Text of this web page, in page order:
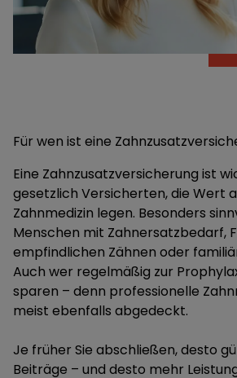
Für wen ist eine
Eine Zahnzusatzversicherung ist
gesetzlich Versicherten, die Wert
Zahnmedizin legen. Besonders
Menschen mit Zahnersatzbedarf,
empfindlichen Zähnen oder
Auch wer regelmäßig zur
sparen – denn professionelle
meist ebenfalls abgedeckt.
Je früher Sie abschließen, desto
Beiträge – und desto mehr